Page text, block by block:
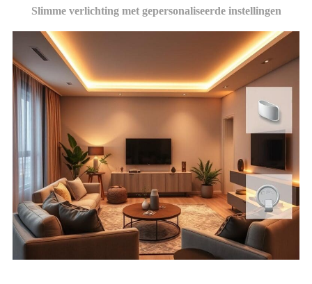
Slimme verlichting met gepersonaliseerde instellingen